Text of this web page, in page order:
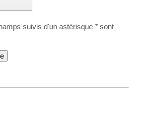
suivis d'un astérisque * sont